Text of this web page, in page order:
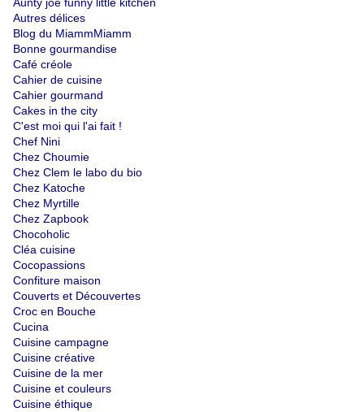
Autres délices
Blog du MiammMiamm
Bonne gourmandise
Café créole
Cahier de cuisine
Cahier gourmand
Cakes in the city
C'est moi qui l'ai fait !
Chef Nini
Chez Choumie
Chez Clem le labo du bio
Chez Katoche
Chez Myrtille
Chez Zapbook
Chocoholic
Cléa cuisine
Cocopassions
Confiture maison
Couverts et Découvertes
Croc en Bouche
Cucina
Cuisine campagne
Cuisine créative
Cuisine de la mer
Cuisine et couleurs
Cuisine éthique